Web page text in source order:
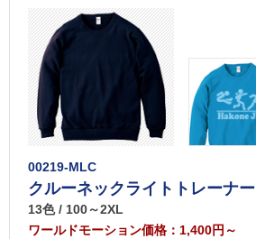
00219-MLC
クルーネックライトトレーナー
13色 / 100～2XL
ワールドモーション価格：1,400円～